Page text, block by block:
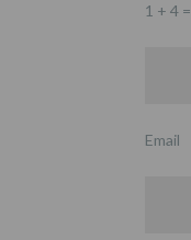
1 + 4 =
Email